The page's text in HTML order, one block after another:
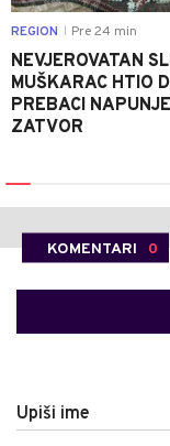
REGION Pre 24 min
NEVJEROVATAN
MUŠKARAC HTIO
PREBACI
ZATVOR
KOMENTARI 0
Upiši ime